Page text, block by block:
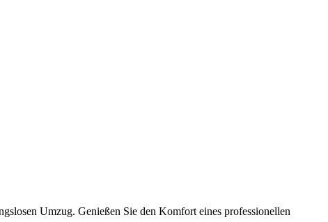
Umzug. Genießen Sie den Komfort eines professionellen